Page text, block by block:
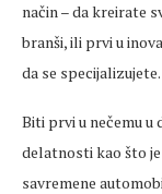
način – da kreirate
branši, ili prvi u
da se
Biti prvi u nečemu u
delatnosti kao što
savremene